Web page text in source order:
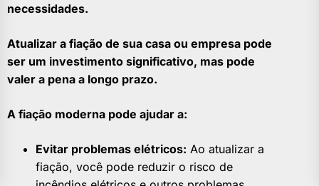
necessidades.
Atualizar a fiação de sua casa ou empresa pode
ser um investimento significativo, mas pode
valer a pena a longo prazo.
A fiação moderna pode ajudar a:
Evitar problemas elétricos: Ao atualizar a
fiação, você pode reduzir o risco de